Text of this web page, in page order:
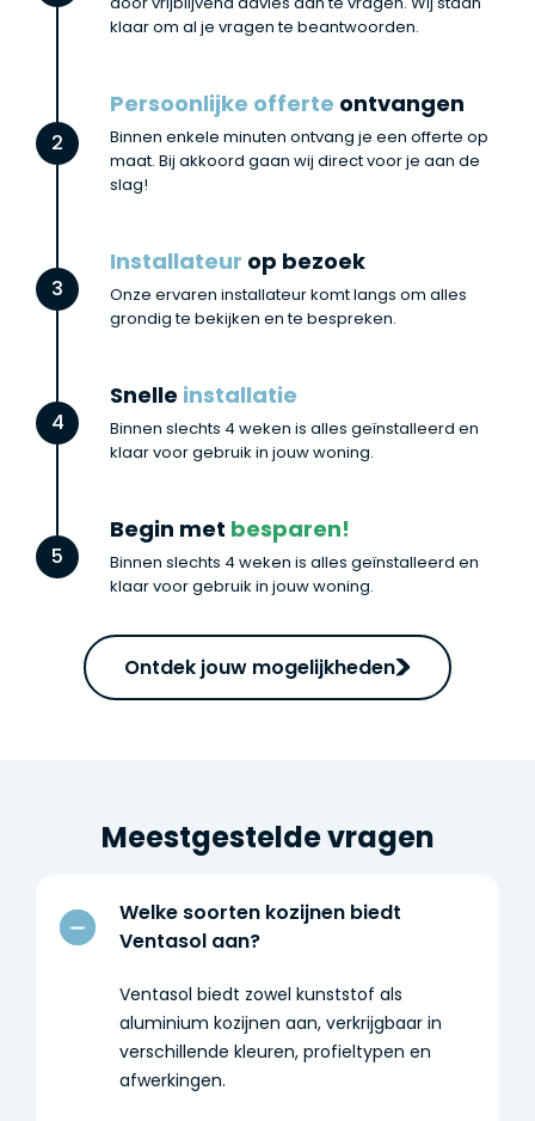
klaar om al je vragen te beantwoorden.
Persoonlijke offerte ontvangen
Binnen enkele minuten ontvang je een offerte op
maat. Bij akkoord gaan wij direct voor je aan de
slag!
2
Installateur op bezoek
Onze ervaren installateur komt langs om alles
grondig te bekijken en te bespreken.
3
Snelle installatie
Binnen slechts 4 weken is alles geïnstalleerd en
klaar voor gebruik in jouw woning.
4
Begin met besparen!
Binnen slechts 4 weken is alles geïnstalleerd en
klaar voor gebruik in jouw woning.
5
Ontdek jouw mogelijkheden
Meestgestelde vragen
Welke soorten kozijnen biedt
Ventasol aan?
Ventasol biedt zowel kunststof als
aluminium kozijnen aan, verkrijgbaar in
verschillende kleuren, profieltypen en
afwerkingen.